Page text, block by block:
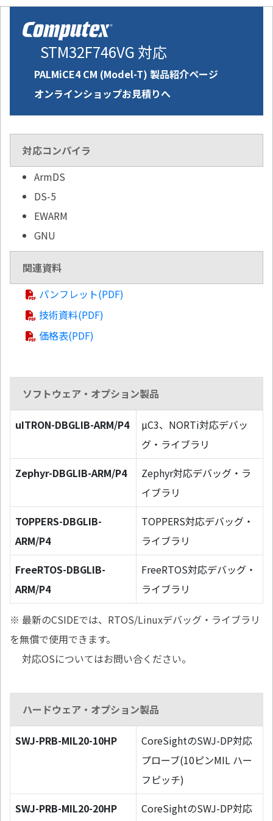
STM32F746VG 対応
PALMiCE4 CM (Model-T) 製品紹介ページ
オンラインショップお見積りへ
対応コンパイラ
ArmDS
DS-5
EWARM
GNU
関連資料
パンフレット(PDF)
技術資料(PDF)
価格表(PDF)
ソフトウェア・オプション製品
uITRON-DBGLIB-ARM/P4
µC3、NORTi対応デバッ
グ・ライブラリ
Zephyr-DBGLIB-ARM/P4
Zephyr対応デバッグ・ラ
イブラリ
TOPPERS-DBGLIB-
ARM/P4
TOPPERS対応デバッグ・
ライブラリ
FreeRTOS-DBGLIB-
ARM/P4
FreeRTOS対応デバッグ・
ライブラリ
※ 最新のCSIDEでは、RTOS/Linuxデバッグ・ライブラリ
を無償で使用できます。
対応OSについてはお問い合ください。
ハードウェア・オプション製品
SWJ-PRB-MIL20-10HP
CoreSightのSWJ-DP対応
プローブ(10ピンMIL ハー
フピッチ)
SWJ-PRB-MIL20-20HP
CoreSightのSWJ-DP対応